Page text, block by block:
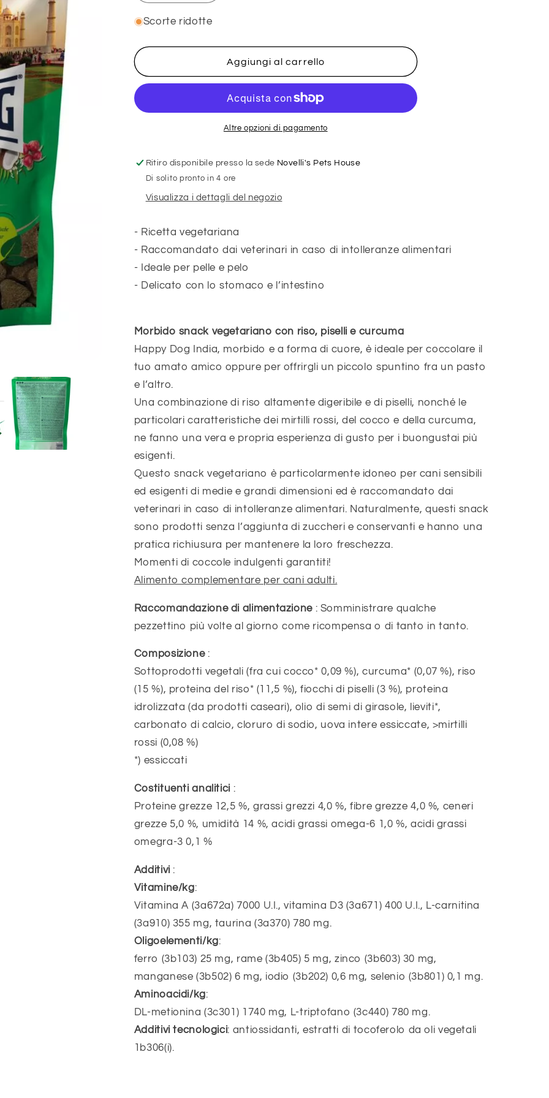
r
f
i
quantità
per
SNACK
100G
quantità
per
SNACK
INDIA
100G
Scorte ridotte
Aggiungi al carrello
Altre opzioni di pagamento
Ritiro disponibile presso la sede Novelli's Pets House
Di solito pronto in 4 ore
Visualizza i dettagli del negozio
- Ricetta vegetariana
- Raccomandato dai veterinari in caso di intolleranze alimentari
- Ideale per pelle e pelo
- Delicato con lo stomaco e l’intestino
Morbido snack vegetariano con riso, piselli e curcuma
Happy Dog India, morbido e a forma di cuore, è ideale per coccolare il
tuo amato amico oppure per offrirgli un piccolo spuntino fra un pasto
e l’altro.
Una combinazione di riso altamente digeribile e di piselli, nonché le
particolari caratteristiche dei mirtilli rossi, del cocco e della curcuma,
ne fanno una vera e propria esperienza di gusto per i buongustai più
esigenti.
Questo snack vegetariano è particolarmente idoneo per cani sensibili
ed esigenti di medie e grandi dimensioni ed è raccomandato dai
veterinari in caso di intolleranze alimentari. Naturalmente, questi snack
sono prodotti senza l’aggiunta di zuccheri e conservanti e hanno una
pratica richiusura per mantenere la loro freschezza.
Momenti di coccole indulgenti garantiti!
Alimento complementare per cani adulti.
Raccomandazione di alimentazione : Somministrare qualche
pezzettino più volte al giorno come ricompensa o di tanto in tanto.
Composizione :
Sottoprodotti vegetali (fra cui cocco* 0,09 %), curcuma* (0,07 %), riso
(15 %), proteina del riso* (11,5 %), fiocchi di piselli (3 %), proteina
idrolizzata (da prodotti caseari), olio di semi di girasole, lieviti*,
carbonato di calcio, cloruro di sodio, uova intere essiccate, >mirtilli
rossi (0,08 %)
*) essiccati
Costituenti analitici :
Proteine grezze 12,5 %, grassi grezzi 4,0 %, fibre grezze 4,0 %, ceneri
grezze 5,0 %, umidità 14 %, acidi grassi omega-6 1,0 %, acidi grassi
omegra-3 0,1 %
Additivi :
Vitamine/kg:
Vitamina A (3a672a) 7000 U.I., vitamina D3 (3a671) 400 U.I., L-carnitina
(3a910) 355 mg, taurina (3a370) 780 mg.
Oligoelementi/kg:
ferro (3b103) 25 mg, rame (3b405) 5 mg, zinco (3b603) 30 mg,
manganese (3b502) 6 mg, iodio (3b202) 0,6 mg, selenio (3b801) 0,1 mg.
Aminoacidi/kg:
DL-metionina (3c301) 1740 mg, L-triptofano (3c440) 780 mg.
Additivi tecnologici: antiossidanti, estratti di tocoferolo da oli vegetali
1b306(i).